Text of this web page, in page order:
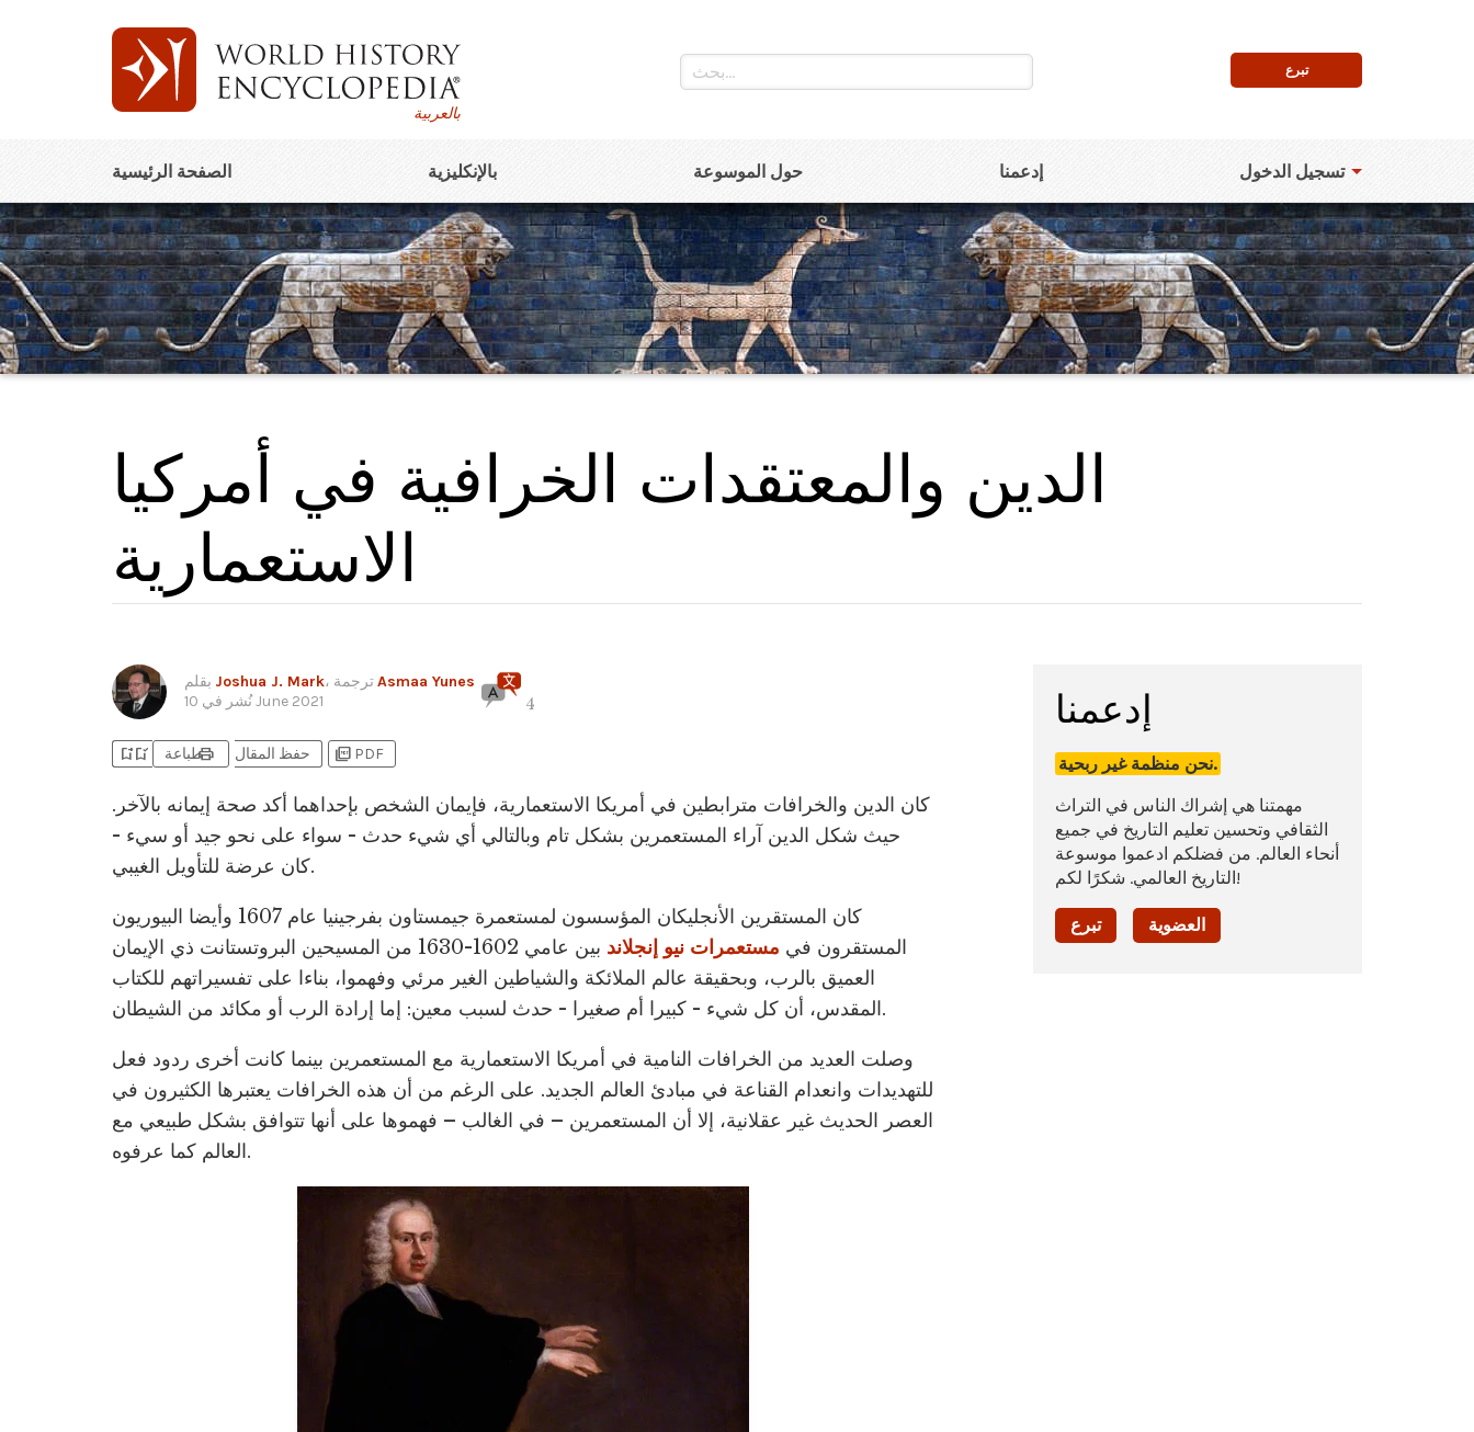
بالعربية
تبرع
الصفحة الرئيسية بالإنكليزية حول الموسوعة إدعمنا تسجيل الدخول
الدين والمعتقدات الخرافية في أمركيا
الاستعمارية
Joshua J. Mark
Asmaa Yunes
نُشر في10 June 2021 4
bookmark_addbookmark_added حفظ المقال printطباعة picture_as_pdf PDF
كان الدين والخرافات مترابطين في أمريكا الاستعمارية، فإيمان الشخص بإحداهما أكد صحة إيمانه بالآخر.
حيث شكل الدين آراء المستعمرين بشكل تام وبالتالي أي شيء حدث - سواء على نحو جيد أو سيء -
كان عرضة للتأويل الغيبي.
كان المستقرين الأنجليكان المؤسسون لمستعمرة جيمستاون بفرجينيا عام 1607 وأيضا البيوريون
المستقرون في مستعمرات نيو إنجلاند
بين عامي 1602-1630 من المسيحين البروتستانت ذي الإيمان
العميق بالرب، وبحقيقة عالم الملائكة والشياطين الغير مرئي وفهموا، بناءا على تفسيراتهم للكتاب
المقدس، أن كل شيء - كبيرا أم صغيرا - حدث لسبب معين: إما إرادة الرب أو مكائد من الشيطان.
وصلت العديد من الخرافات النامية في أمريكا الاستعمارية مع المستعمرين بينما كانت أخرى ردود فعل
للتهديدات وانعدام القناعة في مبادئ العالم الجديد. على الرغم من أن هذه الخرافات يعتبرها الكثيرون في
العصر الحديث غير عقلانية، إلا أن المستعمرين – في الغالب – فهموها على أنها تتوافق بشكل طبيعي مع
العالم كما عرفوه.
إدعمنا
نحن منظمة غير ربحية.
مهمتنا هي إشراك الناس في التراث
الثقافي وتحسين تعليم التاريخ في جميع
أنحاء العالم. من فضلكم ادعموا موسوعة
التاريخ العالمي. شكرًا لكم!
تبرع العضوية